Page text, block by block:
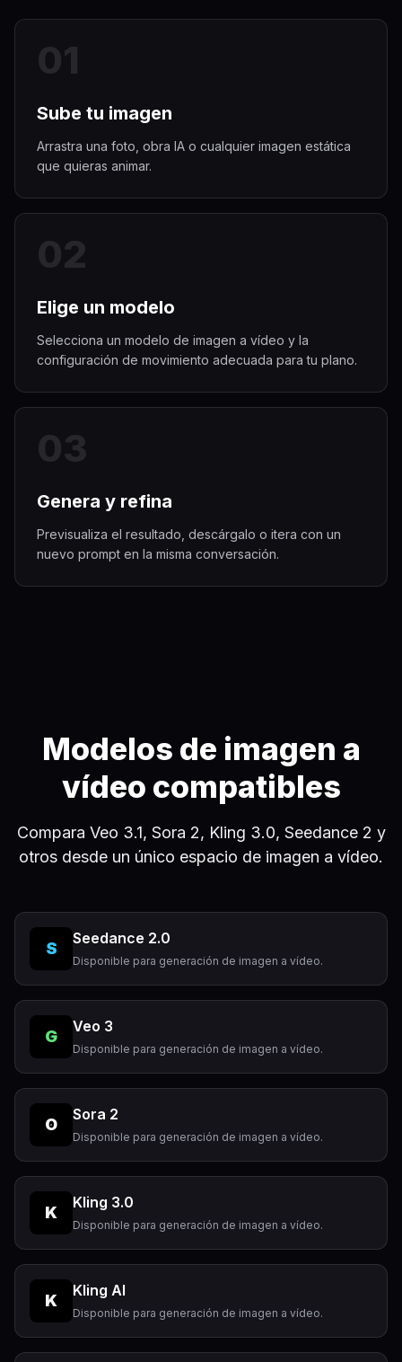
01
Sube tu imagen
Arrastra una foto, obra IA o cualquier imagen estática
que quieras animar.
02
Elige un modelo
Selecciona un modelo de imagen a vídeo y la
configuración de movimiento adecuada para tu plano.
03
Genera y refina
Previsualiza el resultado, descárgalo o itera con un
nuevo prompt en la misma conversación.
Modelos de imagen a
vídeo compatibles
Compara Veo 3.1, Sora 2, Kling 3.0, Seedance 2 y
otros desde un único espacio de imagen a vídeo.
S
Seedance 2.0
Disponible para generación de imagen a vídeo.
G
Veo 3
Disponible para generación de imagen a vídeo.
O
Sora 2
Disponible para generación de imagen a vídeo.
K
Kling 3.0
Disponible para generación de imagen a vídeo.
K
Kling AI
Disponible para generación de imagen a vídeo.